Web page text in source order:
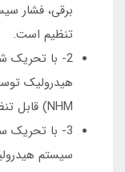
تنظیم است.
2- با تحریک
هیدرولیک
NHM) قابل تنظیم است.